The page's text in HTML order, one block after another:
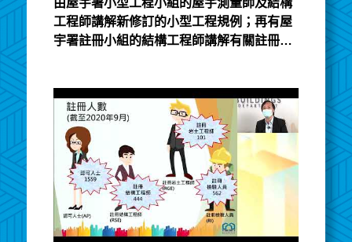
築物條例》註冊制度簡介
（一）
由屋宇署小型工程小組的屋宇測量師及結構
工程師講解新修訂的小型工程規例；再有屋
宇署註冊小組的結構工程師講解有關註冊制
監管機制。小型工程講義註冊講義